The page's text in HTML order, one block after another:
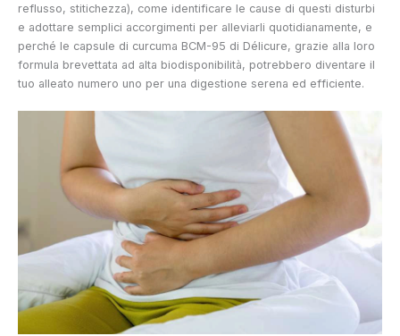
reflusso, stitichezza), come identificare le cause di questi disturbi
e adottare semplici accorgimenti per alleviarli quotidianamente, e
perché le capsule di curcuma BCM-95 di Délicure, grazie alla loro
formula brevettata ad alta biodisponibilità, potrebbero diventare il
tuo alleato numero uno per una digestione serena ed efficiente.